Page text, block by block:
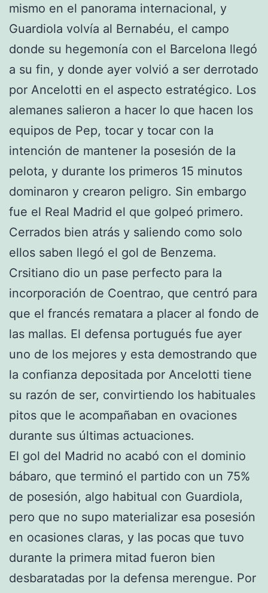
mismo en el panorama internacional, y
Guardiola volvía al Bernabéu, el campo
donde su hegemonía con el Barcelona llegó
a su fin, y donde ayer volvió a ser derrotado
por Ancelotti en el aspecto estratégico. Los
alemanes salieron a hacer lo que hacen los
equipos de Pep, tocar y tocar con la
intención de mantener la posesión de la
pelota, y durante los primeros 15 minutos
dominaron y crearon peligro. Sin embargo
fue el Real Madrid el que golpeó primero.
Cerrados bien atrás y saliendo como solo
ellos saben llegó el gol de Benzema.
Crsitiano dio un pase perfecto para la
incorporación de Coentrao, que centró para
que el francés rematara a placer al fondo de
las mallas. El defensa portugués fue ayer
uno de los mejores y esta demostrando que
la confianza depositada por Ancelotti tiene
su razón de ser, convirtiendo los habituales
pitos que le acompañaban en ovaciones
durante sus últimas actuaciones.
El gol del Madrid no acabó con el dominio
bábaro, que terminó el partido con un 75%
de posesión, algo habitual con Guardiola,
pero que no supo materializar esa posesión
en ocasiones claras, y las pocas que tuvo
durante la primera mitad fueron bien
desbaratadas por la defensa merengue. Por